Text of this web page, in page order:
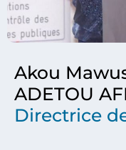
Akou
ADETOU
Directrice